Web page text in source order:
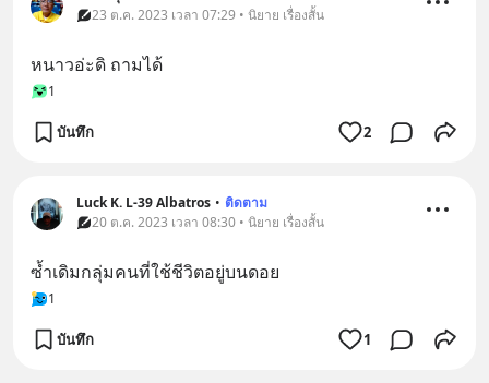
23 ต.ค. 2023 เวลา 07:29 • นิยาย เรื่องสั้น
หนาวอ่ะดิ ถามได้
1
บันทึก 2
Luck K. L-39 Albatros • ติดตาม
20 ต.ค. 2023 เวลา 08:30 • นิยาย เรื่องสั้น
ซ้ำเดิมกลุ่มคนที่ใช้ชีวิตอยู่บนดอย
1
บันทึก 1